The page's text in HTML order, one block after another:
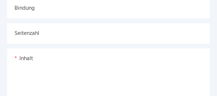
Bindung
Seitenzahl
Inhalt